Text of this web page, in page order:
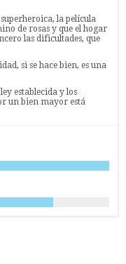
la película
de rosas y que el hogar
las dificultades, que
si se hace bien, es una
establecida y los
un bien mayor está